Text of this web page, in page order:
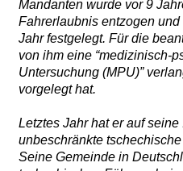
Mandanten wurde vor 9
Fahrerlaubnis entzogen
Jahr festgelegt. Für die
von ihm eine “medizinisch-
Untersuchung (MPU)”
vorgelegt hat.
Letztes Jahr hat er auf
unbeschränkte
Seine Gemeinde in